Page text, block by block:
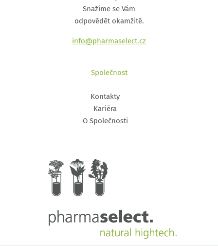
Snažíme se Vám
odpovědět okamžitě.
info@pharmaselect.cz
Společnost
Kontakty
Kariéra
O Společnosti